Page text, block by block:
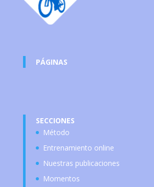
PÁGINAS
SECCIONES
Método
Entrenamiento online
Nuestras publicaciones
Momentos